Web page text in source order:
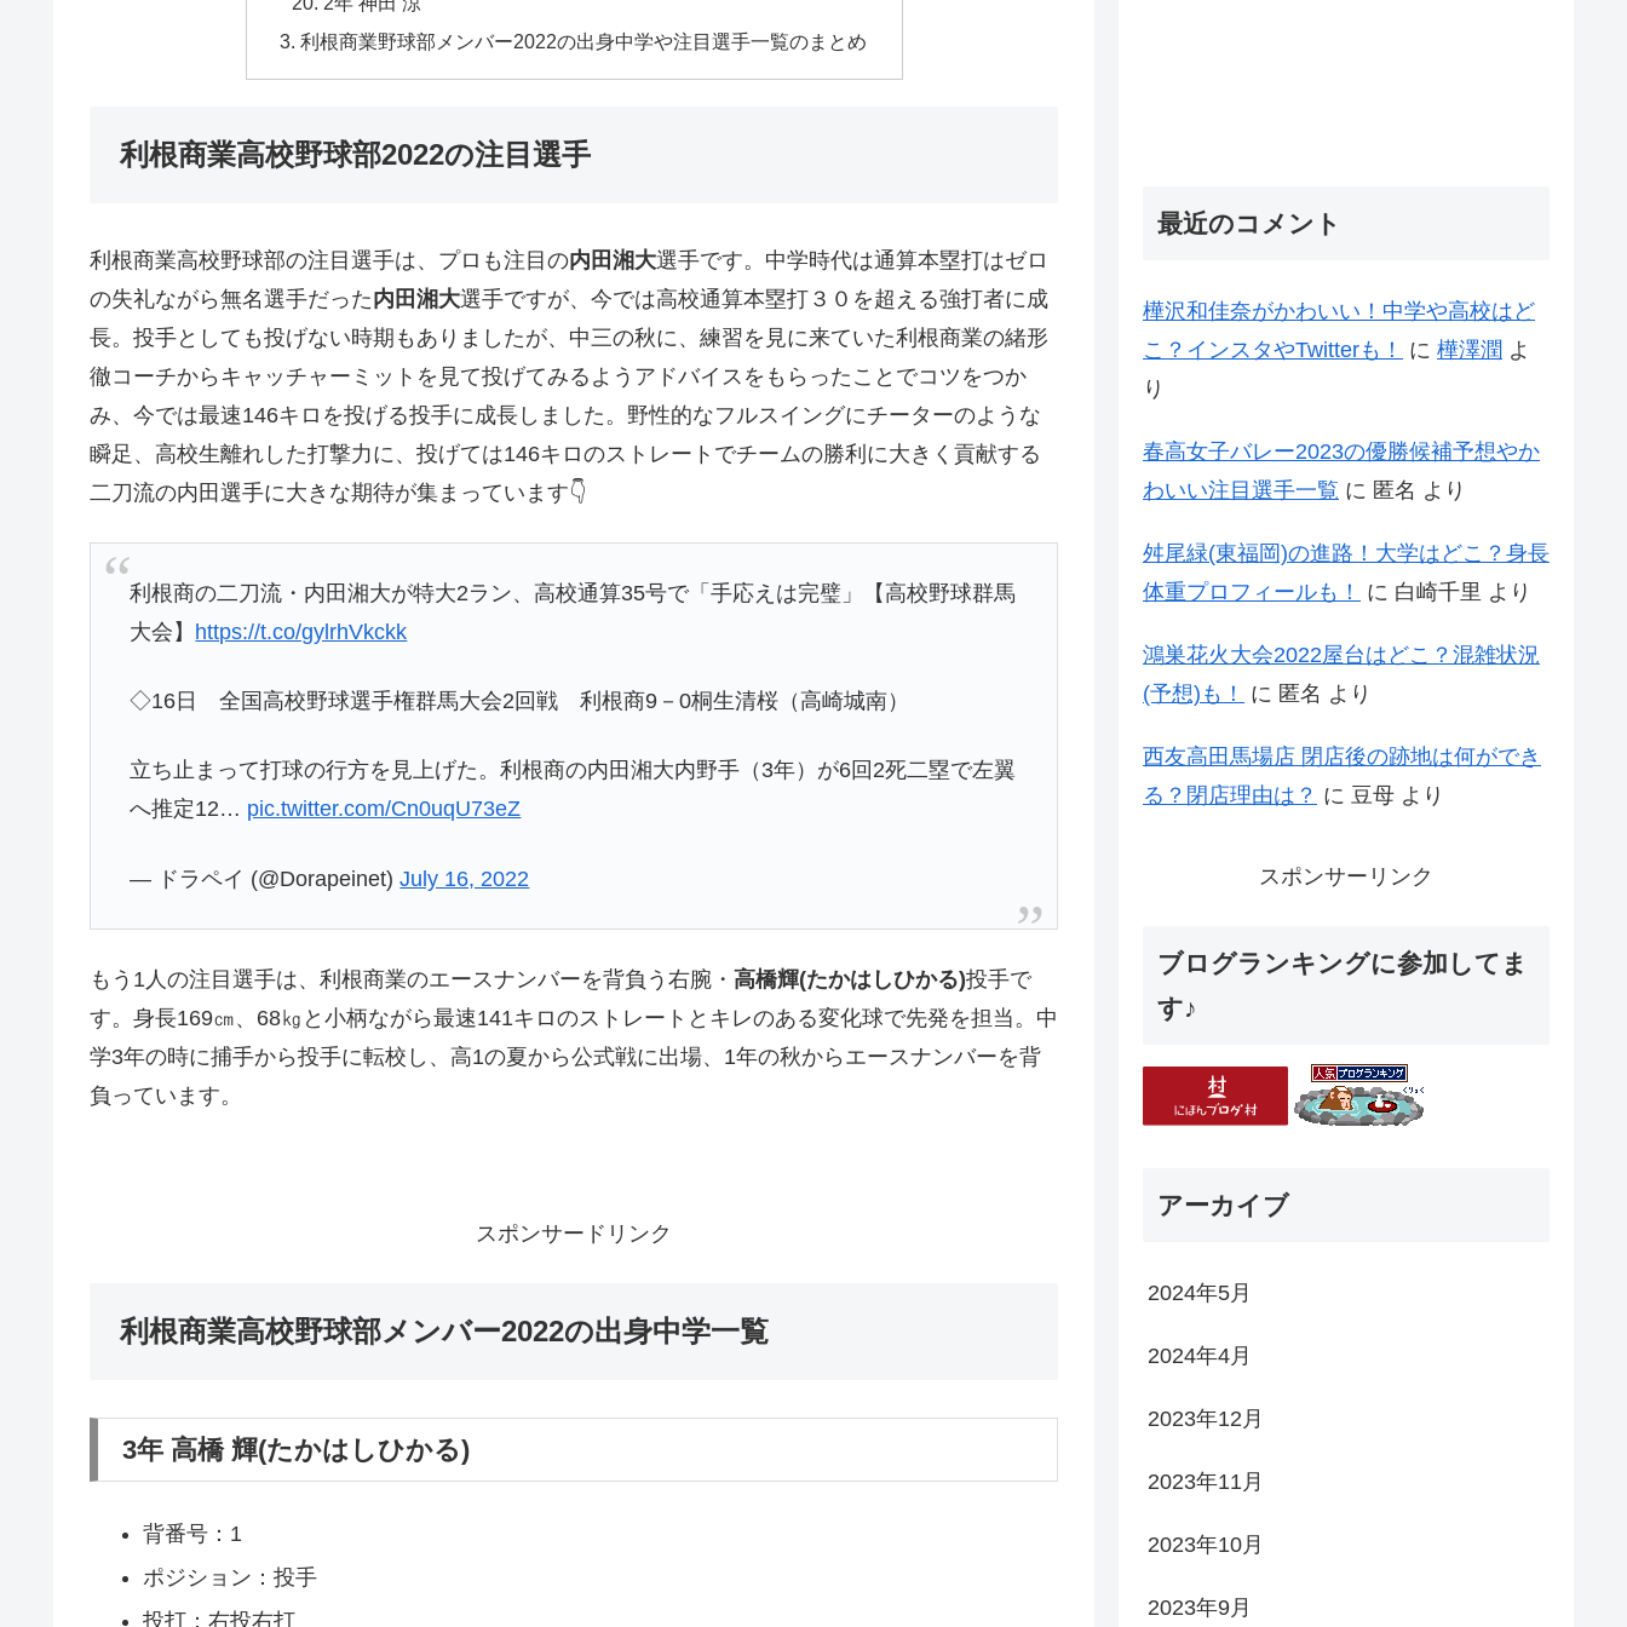
利根商業野球部メンバー2022の出身中学や注目選手一覧のまとめ
利根商業高校野球部2022の注目選手
利根商業高校野球部の注目選手は、プロも注目の内田湘大選手です。中学時代は通算本塁打はゼロ
の失礼ながら無名選手だった内田湘大選手ですが、今では高校通算本塁打３０を超える強打者に成
長。投手としても投げない時期もありましたが、中三の秋に、練習を見に来ていた利根商業の緒形
徹コーチからキャッチャーミットを見て投げてみるようアドバイスをもらったことでコツをつか
み、今では最速146キロを投げる投手に成長しました。野性的なフルスイングにチーターのような
瞬足、高校生離れした打撃力に、投げては146キロのストレートでチームの勝利に大きく貢献する
二刀流の内田選手に大きな期待が集まっています👇
利根商の二刀流・内田湘大が特大2ラン、高校通算35号で「手応えは完璧」【高校野球群馬
大会】 https://t.co/gylrhVkckk
◇16日 全国高校野球選手権群馬大会2回戦 利根商9－0桐生清桜（高崎城南）
立ち止まって打球の行方を見上げた。利根商の内田湘大内野手（3年）が6回2死二塁で左翼
へ推定12… pic.twitter.com/Cn0uqU73eZ
— ドラペイ (@Dorapeinet)July 16, 2022
もう1人の注目選手は、利根商業のエースナンバーを背負う右腕・ 高橋輝(たかはしひかる)投手で
す。身長169㎝、68㎏と小柄ながら最速141キロのストレートとキレのある変化球で先発を担当。中
学3年の時に捕手から投手に転校し、高1の夏から公式戦に出場、1年の秋からエースナンバーを背
負っています。
スポンサードリンク
利根商業高校野球部メンバー2022の出身中学一覧
3年 高橋 輝(たかはしひかる)
背番号：1
ポジション：投手
投打：右投右打
最近のコメント
樺沢和佳奈がかわいい！中学や高校はど
こ？インスタやTwitterも！
に 樺澤潤 よ
り
春高女子バレー2023の優勝候補予想やか
わいい注目選手一覧 に 匿名 より
舛尾緑(東福岡)の進路！大学はどこ？身長
体重プロフィールも！
に 白崎千里 より
鴻巣花火大会2022屋台はどこ？混雑状況
(予想)も！
に 匿名 より
西友高田馬場店 閉店後の跡地は何ができ
る？閉店理由は？ に 豆母 より
スポンサーリンク
ブログランキングに参加してま
す♪
アーカイブ
2024年5月
2024年4月
2023年12月
2023年11月
2023年10月
2023年9月